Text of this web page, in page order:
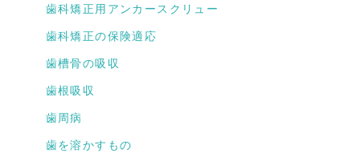
歯科矯正用アンカースクリュー
歯科矯正の保険適応
歯槽骨の吸収
歯根吸収
歯周病
歯を溶かすもの